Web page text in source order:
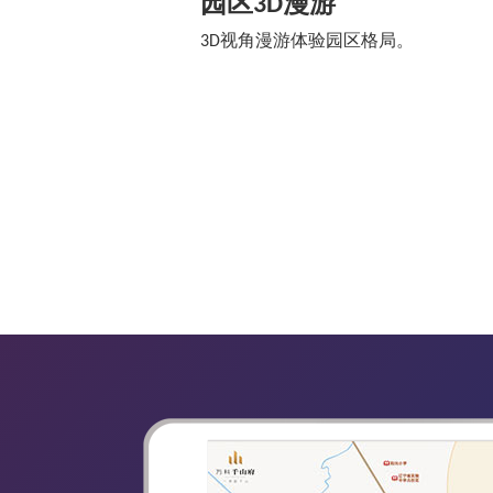
园区3D漫游
3D视角漫游体验园区格局。